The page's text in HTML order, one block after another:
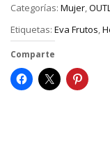
Categorías: Mujer,
Etiquetas: Eva Frutos,
Comparte